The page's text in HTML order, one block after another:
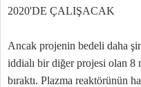
2020'DE ÇALIŞACAK
Ancak projenin bedeli daha
iddialı bir diğer projesi olan 8
bıraktı. Plazma reaktörünün